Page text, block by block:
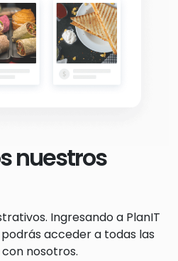
nuestros
Ingresando a PlanIT
acceder a todas las
nosotros.